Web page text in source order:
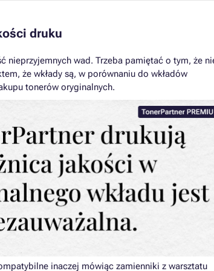
druku
nieprzyjemnych wad. Trzeba pamiętać o tym, że
że wkłady są, w porównaniu do wkładów
tonerów oryginalnych.
inaczej mówiąc zamienniki z warsztatu